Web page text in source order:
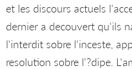
et les discours actuels
dernier a decouvert qu'ils
l'interdit sobre l'inceste,
resolution sobre l'?dipe.